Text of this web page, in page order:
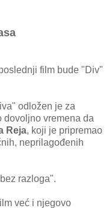
film bude "Div"
odložen je za
dovoljno vremena da
Reja, koji je pripremao
neprilagođenih
razloga".
već i njegovo